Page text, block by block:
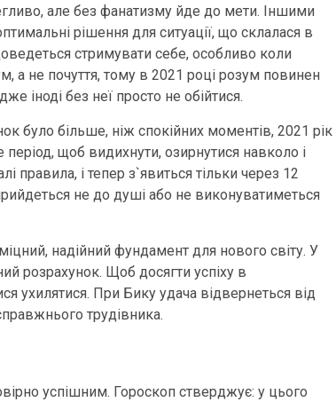
але без фанатизму йде до мети. Іншими
рішення для ситуації, що склалася в
стримувати себе, особливо коли
а не почуття, тому в 2021 році розум повинен
іноді без неї просто не обійтися.
було більше, ніж спокійних моментів, 2021 рік
щоб видихнути, озирнутися навколо і
правила, і тепер з`явиться тільки через 12
не до душі або не виконуватиметься
надійний фундамент для нового світу. У
розрахунок. Щоб досягти успіху в
ухилятися. При Бику удача відвернеться від
трудівника.
успішним. Гороскоп стверджує: у цього